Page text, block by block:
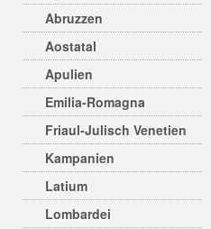
Abruzzen
Aostatal
Apulien
Emilia-Romagna
Friaul-Julisch Venetien
Kampanien
Latium
Lombardei